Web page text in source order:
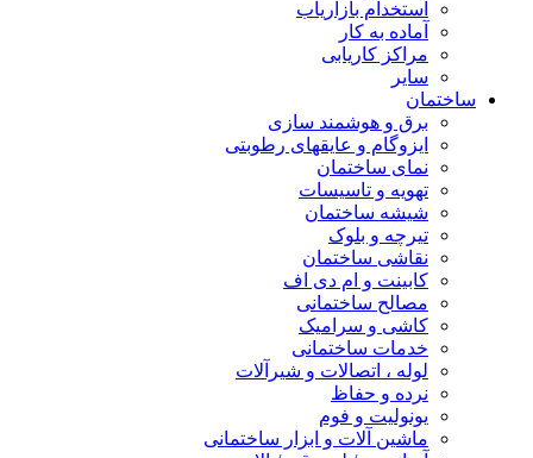
استخدام بازاریاب
آماده به کار
مراکز کاریابی
سایر
ساختمان
برق و هوشمند سازی
ایزوگام و عایقهای رطوبتی
نمای ساختمان
تهویه و تاسیسات
شیشه ساختمان
تیرچه و بلوک
نقاشی ساختمان
کابینت و ام دی اف
مصالح ساختمانی
کاشی و سرامیک
خدمات ساختمانی
لوله ، اتصالات و شیرآلات
نرده و حفاظ
یونولیت و فوم
ماشین آلات و ابزار ساختمانی